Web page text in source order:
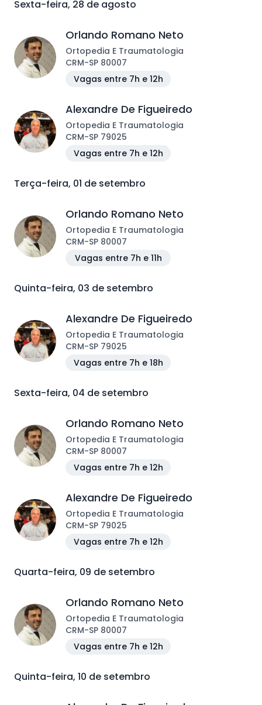
Sexta-feira, 28 de agosto
Orlando Romano Neto
Ortopedia E Traumatologia
CRM-SP 80007
Vagas entre 7h e 12h
Alexandre De Figueiredo
Ortopedia E Traumatologia
CRM-SP 79025
Vagas entre 7h e 12h
Terça-feira, 01 de setembro
Orlando Romano Neto
Ortopedia E Traumatologia
CRM-SP 80007
Vagas entre 7h e 11h
Quinta-feira, 03 de setembro
Alexandre De Figueiredo
Ortopedia E Traumatologia
CRM-SP 79025
Vagas entre 7h e 18h
Sexta-feira, 04 de setembro
Orlando Romano Neto
Ortopedia E Traumatologia
CRM-SP 80007
Vagas entre 7h e 12h
Alexandre De Figueiredo
Ortopedia E Traumatologia
CRM-SP 79025
Vagas entre 7h e 12h
Quarta-feira, 09 de setembro
Orlando Romano Neto
Ortopedia E Traumatologia
CRM-SP 80007
Vagas entre 7h e 12h
Quinta-feira, 10 de setembro